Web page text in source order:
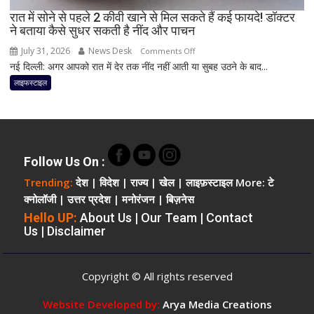
बनी
एनर्जी;
है
रात में सोने से पहले 2 कीवी खाने से मिल सकते हैं कई फायदे! डॉक्टर
ने बताया कैसे सुधर सकती है नींद और पाचन
July 31, 2026 News Desk Comments Offon
रात
से
सकते
डॉक्टर
नई दिल्ली: अगर आपको रात में देर तक नींद नहीं आती या सुबह उठने के बाद...
लाइफस्टाइल
Follow Us On :
Trending: देश|विदेश|राज्य|खेल|लाइफ़स्टाइल More:टे
क्नोलॉजी|उत्तर प्रदेश| मनोरंजन|बिज़नेस
Hello UP: About Us | Our Team | Contact
Us | Disclaimer
Copyright © All rights reserved
Website Developed by: Arya Media Creations